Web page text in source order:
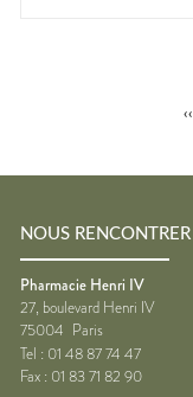
‹‹
NOUS RENCONTRER
Pharmacie Henri IV
27, boulevard Henri IV
75004 Paris
Tel : 01 48 87 74 47
Fax : 01 83 71 82 90